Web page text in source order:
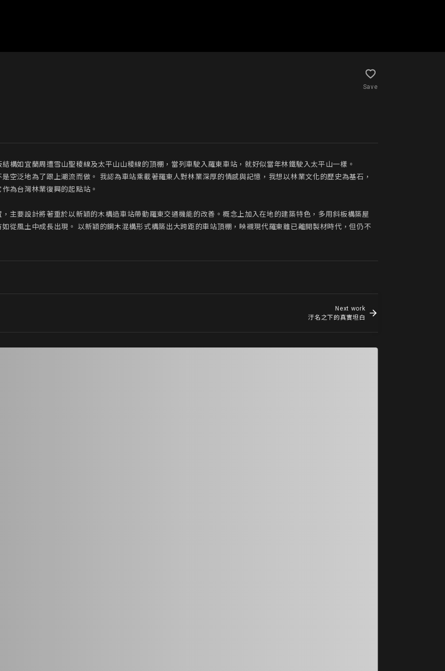
Save
構如宜蘭周遭雪山聖稜線及太平山山稜線的頂棚，當列車駛入羅東車站，就好似當年林鐵駛入太平山一樣。
空泛地為了跟上潮流而做。 我認為車站乘載著羅東人對林業深厚的情感與記憶，我想以林業文化的歷史為基石，
為台灣林業復興的起點站。
主要設計將著重於以新穎的木構造車站帶動羅東交通機能的改善。概念上加入在地的建築特色，多用斜板構築屋
從風土中成長出現。 以新穎的鋼木混構形式構築出大跨距的車站頂棚，映襯現代羅東雖已離開製材時代，但仍不
Next work
汙名之下的真實坦白